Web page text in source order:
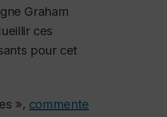
Graham
ces
pour cet
», commente